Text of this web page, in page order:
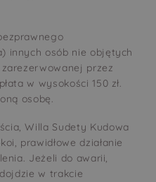
innych osób nie objętych
przez
w wysokości 150 zł.
osobę.
Willa Sudety Kudowa
prawidłowe działanie
Jeżeli do awarii,
w trakcie